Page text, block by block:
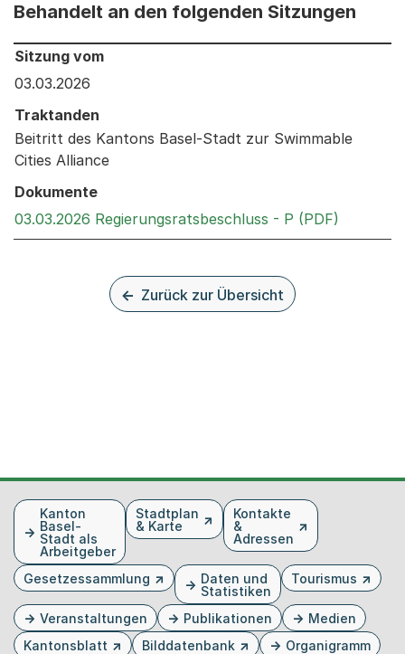
Behandelt an den folgenden Sitzungen
Behandelt an den folgenden Sitzungen: Informationen
Sitzung vom
03.03.2026
Traktanden
Beitritt des Kantons Basel-Stadt zur Swimmable
Cities Alliance
Dokumente
03.03.2026 Regierungsratsbeschluss - P (PDF)
Zurück zur Übersicht
FusszeileKanton
Basel-
Stadt als
Arbeitgeber
Stadtplan
& Karte
Kontakte
&
Adressen
Gesetzessammlung
Daten und
Statistiken
Tourismus
Veranstaltungen Publikationen
Medien
Kantonsblatt
Bilddatenbank Organigramm